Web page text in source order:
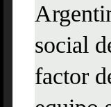
social
factor